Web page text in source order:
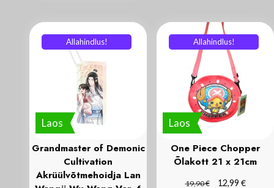
Laos
Allahindlus!
Grandmaster of Demonic
Cultivation
Akrüülvõtmehoidja Lan
Laos
Allahindlus!
One Piece Chopper
Õlakott 21 x 21cm
19,90€
Algne
12,99 €